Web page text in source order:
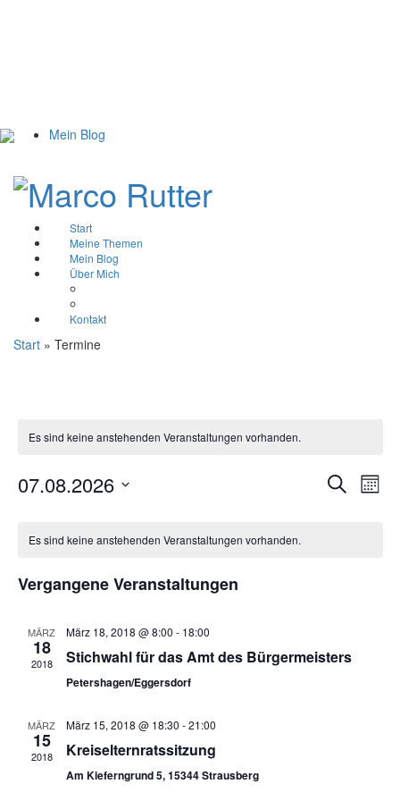
Mein Blog
Start
Meine Themen
Mein Blog
Über Mich
Kontakt
Start » Termine
Es sind keine anstehenden Veranstaltungen vorhanden.
SucheMonat
07.08.2026
Kalender
von
Veranstaltungen
Es sind keine anstehenden Veranstaltungen vorhanden.
Vergangene Veranstaltungen
MÄRZ
18
2018
März 18, 2018 @ 8:00 - 18:00
Stichwahl für das Amt des Bürgermeisters
Petershagen/Eggersdorf
MÄRZ
15
2018
März 15, 2018 @ 18:30 -21:00
Kreiselternratssitzung
Am Kieferngrund 5, 15344 Strausberg